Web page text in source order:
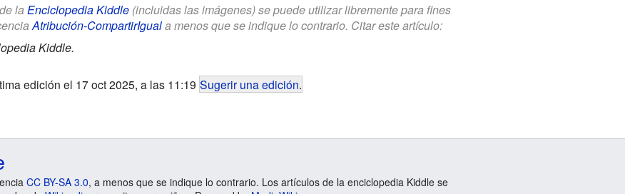
la Enciclopedia Kiddle(incluidas las imágenes) se puede utilizar libremente para fines
Atribución-CompartirIguala menos que se indique lo contrario. Citar este artículo:
Kiddle.
edición el 17 oct 2025, a las 11:19 Sugerir una edición.
CC BY-SA 3.0, a menos que se indique lo contrario. Los artículos de la enciclopedia Kiddle se